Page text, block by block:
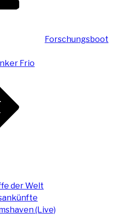
Forschungsboot
Frio
der Welt
(Live)